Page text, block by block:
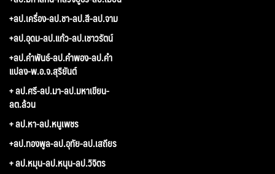
+ลป.เครื่อง-ลป.ชา-ลป.สี-ลป.จาม
+ลป.อุดม-ลป.แก้ว-ลป.เชาวรัตน์
+ลป.คำพันธ์-ลป.คำพอง-ลป.คำ
แปลง-พ.อ.จ.สุริยันต์
+ ลป.ศรี-ลป.มา-ลป.มหาเขียน-
ลต.ล้วน
+ ลป.หา-ลป.หนูเพชร
+ลป.ทองพูล-ลป.อุทัย-ลป.เสถียร
+ ลป.หมุน-ลป.หนุน-ลป.วิจิตร